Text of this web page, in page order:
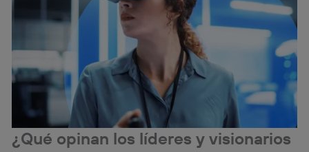
¿Qué opinan los líderes y visionarios